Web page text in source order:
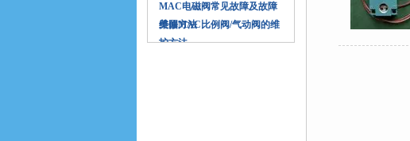
MAC电磁阀常见故障及故障
维修方法
美国MAC比例阀/气动阀的维
护方法